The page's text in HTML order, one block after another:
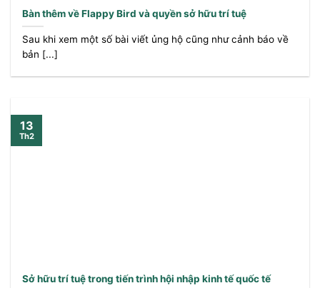
Bàn thêm về Flappy Bird và quyền sở hữu trí tuệ
Sau khi xem một số bài viết ủng hộ cũng như cảnh báo về
bản [...]
Sở hữu trí tuệ trong tiến trình hội nhập kinh tế quốc tế
13
Th2